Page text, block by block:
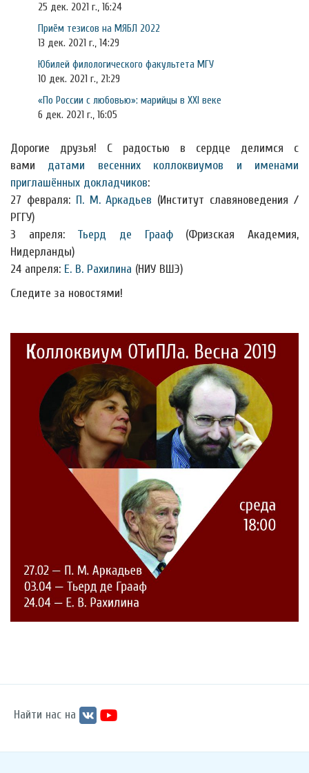
25 дек. 2021 г., 16:24
Приём тезисов на МЯБЛ 2022
13 дек. 2021 г., 14:29
Юбилей филологического факультета МГУ
10 дек. 2021 г., 21:29
«По России с любовью»: марийцы в XXI веке
6 дек. 2021 г., 16:05
Дорогие друзья! С радостью в сердце делимся с
вами датами весенних коллоквиумов и именами
приглашённых докладчиков:
27 февраля: П. М. Аркадьев (Институт славяноведения /
РГГУ)
3 апреля: Тьерд де Грааф(Фризская Академия,
Нидерланды)
24 апреля: Е. В. Рахилина (НИУ ВШЭ)
Следите за новостями!
Найти нас на